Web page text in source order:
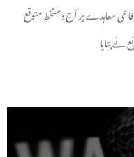
معاہدے پر آج دستخط متوقع
بتایا